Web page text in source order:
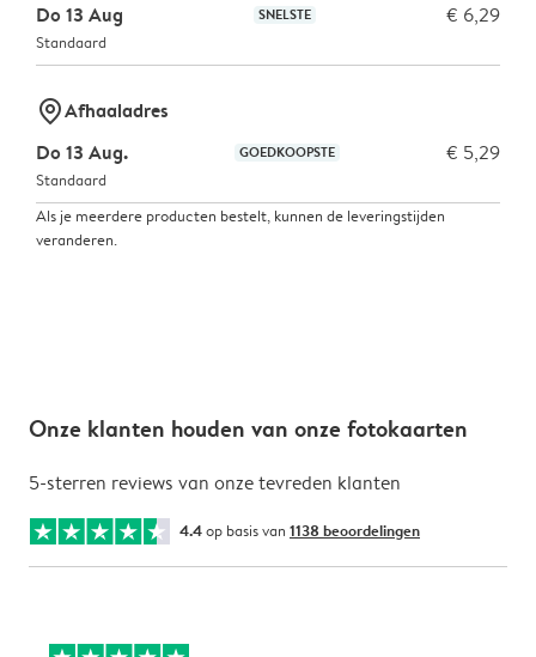
Do 13 Aug
SNELSTE € 6,29
Standaard
marker-pinAfhaaladres
Do 13 Aug.
GOEDKOOPSTE € 5,29
Standaard
Als je meerdere producten bestelt, kunnen de leveringstijden
veranderen.
Onze klanten houden van onze fotokaarten
5-sterren reviews van onze tevreden klanten
4.4op basis van 1138 beoordelingen